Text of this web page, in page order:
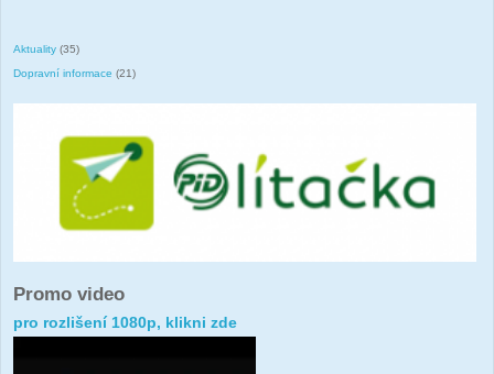
Aktuality(35)
Dopravní informace (21)
Promo video
pro rozlišení 1080p, klikni zde